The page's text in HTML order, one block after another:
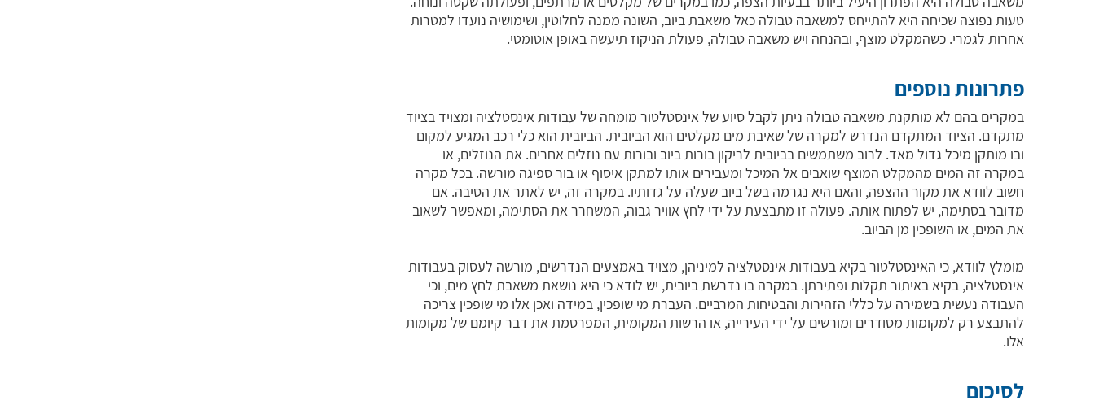
טעות נפוצה שכיחה היא להתייחס למשאבה טבולה כאל משאבת ביוב, השונה ממנה לחלוטין, ושימושיה נועדו למטרות
אחרות לגמרי. כשהמקלט מוצף, ובהנחה ויש משאבה טבולה, פעולת הניקוז תיעשה באופן אוטומטי.
פתרונות נוספים
במקרים בהם לא מותקנת משאבה טבולה ניתן לקבל סיוע של אינסטלטור מומחה של עבודות אינסטלציה ומצויד בציוד
מתקדם. הציוד המתקדם הנדרש למקרה של שאיבת מים מקלטים הוא הביובית. הביובית הוא כלי רכב המגיע למקום
ובו מותקן מיכל גדול מאד. לרוב משתמשים בביובית לריקון בורות ביוב ובורות עם נוזלים אחרים. את הנוזלים, או
במקרה זה המים מהמקלט המוצף שואבים אל המיכל ומעבירים אותו למתקן איסוף או בור ספיגה מורשה. בכל מקרה
חשוב לוודא את מקור ההצפה, והאם היא נגרמה בשל ביוב שעלה על גדותיו. במקרה זה, יש לאתר את הסיבה. אם
מדובר בסתימה, יש לפתוח אותה. פעולה זו מתבצעת על ידי לחץ אוויר גבוה, המשחרר את הסתימה, ומאפשר לשאוב
את המים, או השופכין מן הביוב.
מומלץ לוודא, כי האינסטלטור בקיא בעבודות אינסטלציה למיניהן, מצויד באמצעים הנדרשים, מורשה לעסוק בעבודות
אינסטלציה, בקיא באיתור תקלות ופתירתן. במקרה בו נדרשת ביובית, יש לודא כי היא נושאת משאבת לחץ מים, וכי
העבודה נעשית בשמירה על כללי הזהירות והבטיחות המרביים. העברת מי שופכין, במידה ואכן אלו מי שופכין צריכה
להתבצע רק למקומות מסודרים ומורשים על ידי העירייה, או הרשות המקומית, המפרסמת את דבר קיומם של מקומות
אלו.
לסיכום